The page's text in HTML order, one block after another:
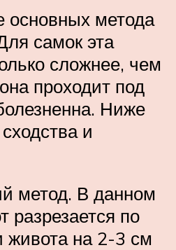
метода
самок эта
сложнее, чем
проходит под
Ниже
и
метод. В данном
разрезается по
живота на 2-3 см